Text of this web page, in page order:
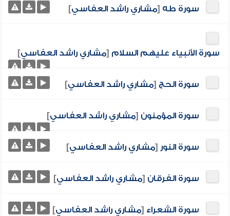
سورة طه [مشاري راشد العفاسي]
سورة الأنبياء عليهم السلام [مشاري راشد العفاسي]
سورة الحج [مشاري راشد العفاسي]
سورة المؤمنون [مشاري راشد العفاسي]
سورة النور [مشاري راشد العفاسي]
سورة الفرقان [مشاري راشد العفاسي]
سورة الشعراء [مشاري راشد العفاسي]